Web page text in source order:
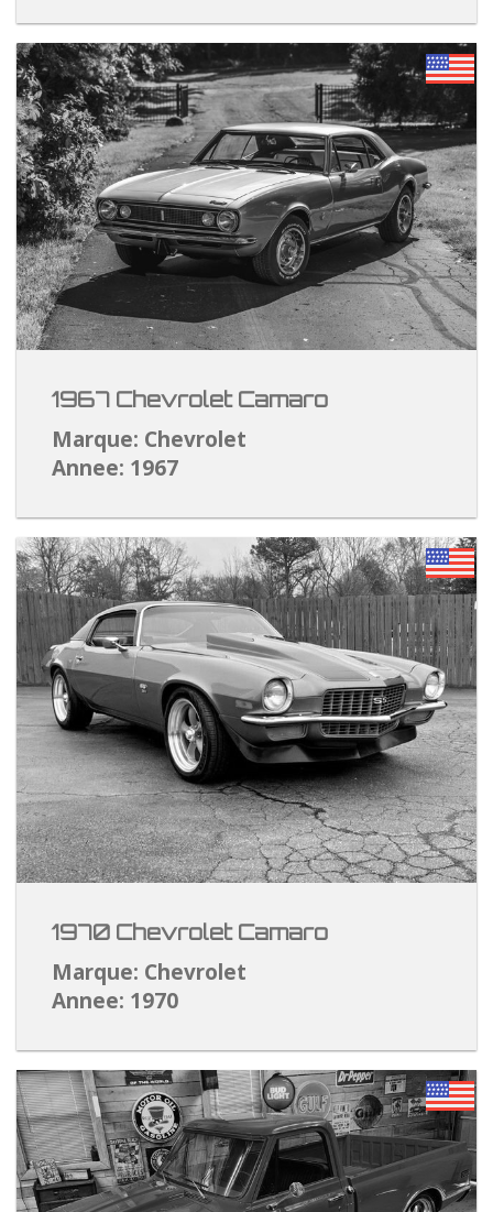
1967 Chevrolet Camaro
Marque: Chevrolet
Annee: 1967
1970 Chevrolet Camaro
Marque: Chevrolet
Annee: 1970